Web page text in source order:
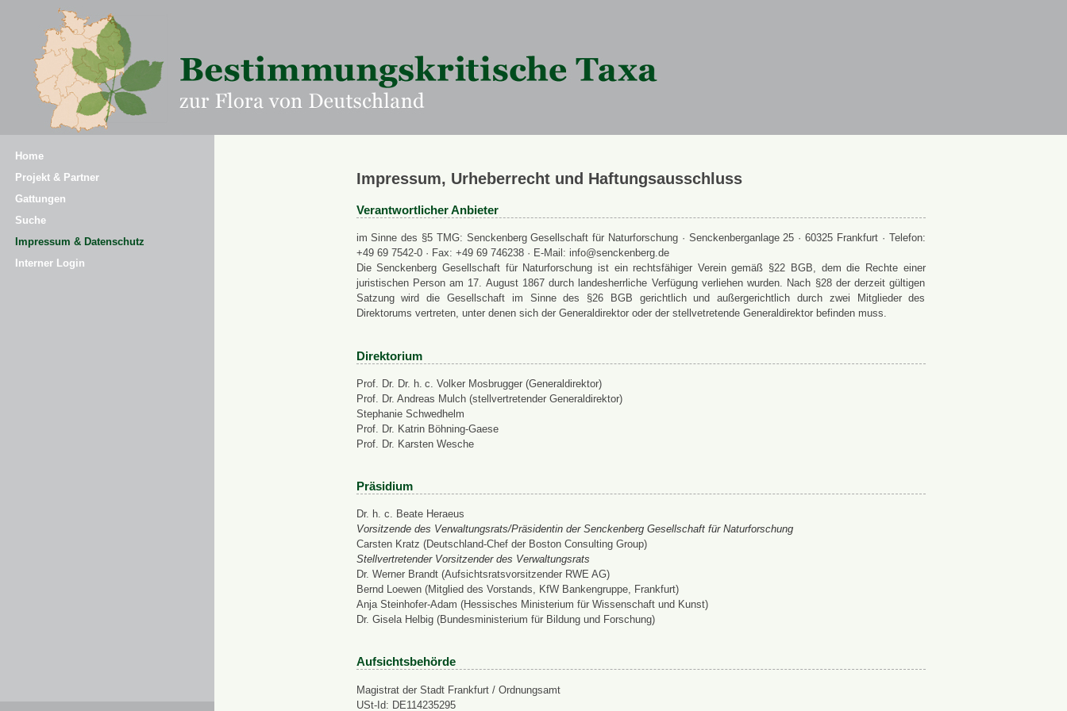
Home
Projekt & Partner
Gattungen
Suche
Impressum & Datenschutz
Interner Login
Impressum, Urheberrecht und Haftungsausschluss
Verantwortlicher Anbieter
im Sinne des §5 TMG: Senckenberg Gesellschaft für Naturforschung · Senckenberganlage 25 · 60325 Frankfurt · Telefon:
+49 69 7542-0 · Fax: +49 69 746238 · E-Mail: info@senckenberg.de
Die Senckenberg Gesellschaft für Naturforschung ist ein rechtsfähiger Verein gemäß §22 BGB, dem die Rechte einer
juristischen Person am 17. August 1867 durch landesherrliche Verfügung verliehen wurden. Nach §28 der derzeit gültigen
Satzung wird die Gesellschaft im Sinne des §26 BGB gerichtlich und außergerichtlich durch zwei Mitglieder des
Direktorums vertreten, unter denen sich der Generaldirektor oder der stellvetretende Generaldirektor befinden muss.
Direktorium
Prof. Dr. Dr. h. c. Volker Mosbrugger (Generaldirektor)
Prof. Dr. Andreas Mulch (stellvertretender Generaldirektor)
Stephanie Schwedhelm
Prof. Dr. Katrin Böhning-Gaese
Prof. Dr. Karsten Wesche
Präsidium
Dr. h. c. Beate Heraeus
Vorsitzende des Verwaltungsrats/Präsidentin der Senckenberg Gesellschaft für Naturforschung
Carsten Kratz (Deutschland-Chef der Boston Consulting Group)
Stellvertretender Vorsitzender des Verwaltungsrats
Dr. Werner Brandt (Aufsichtsratsvorsitzender RWE AG)
Bernd Loewen (Mitglied des Vorstands, KfW Bankengruppe, Frankfurt)
Anja Steinhofer-Adam (Hessisches Ministerium für Wissenschaft und Kunst)
Dr. Gisela Helbig (Bundesministerium für Bildung und Forschung)
Aufsichtsbehörde
Magistrat der Stadt Frankfurt / Ordnungsamt
USt-Id: DE114235295